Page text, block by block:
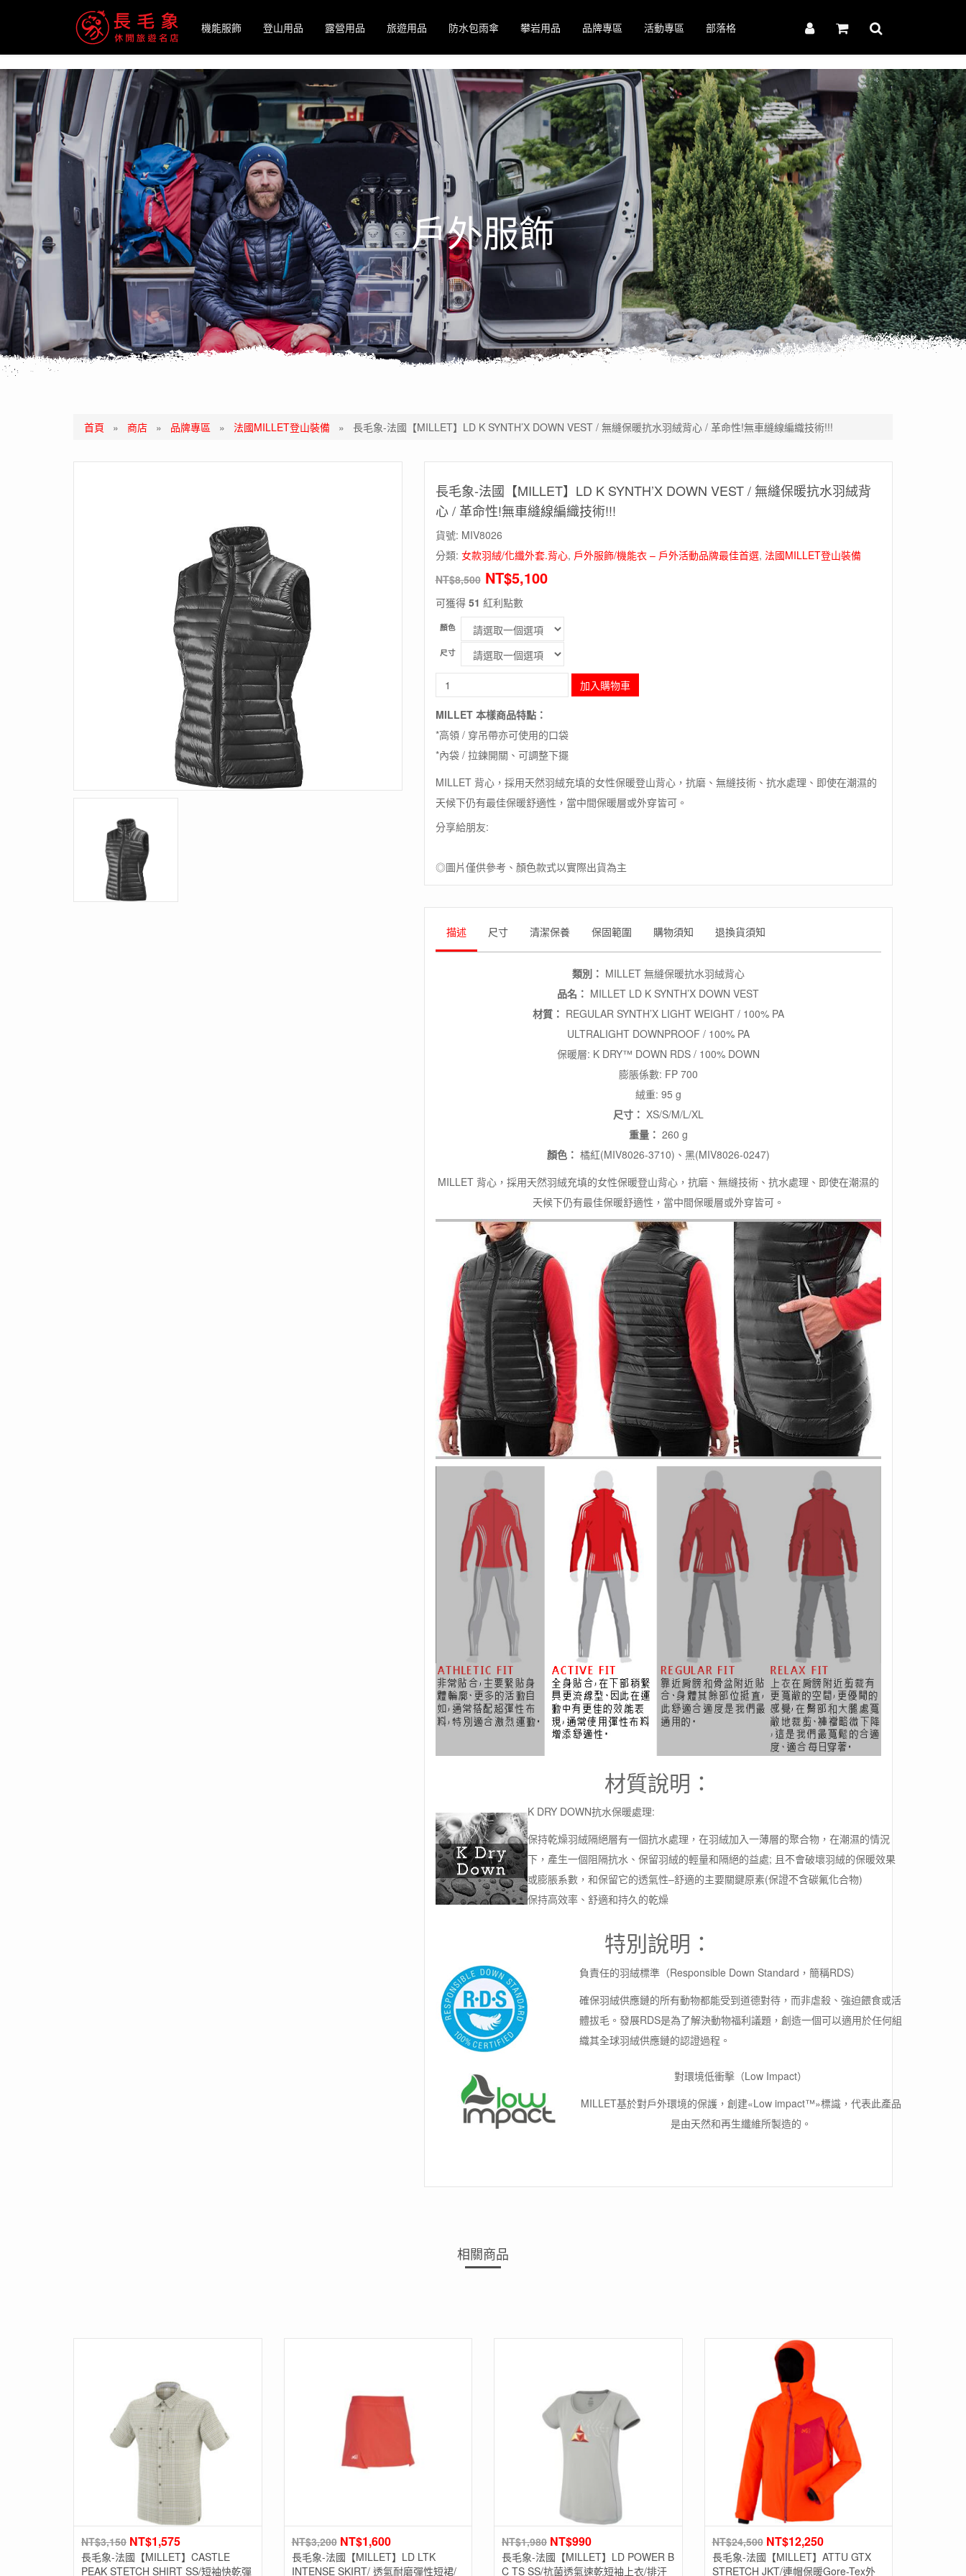
機能服飾
登山用品 露營用品 旅遊用品 防水包雨傘 攀岩用品 品牌專區 活動專區 部落格
戶外服飾
首頁 » 商店 » 品牌專區 » 法國MILLET登山裝備 » 長毛象-法國【MILLET】LD K SYNTH’X DOWN VEST / 無縫保暖抗水羽絨背心 / 革命性!無車縫線編織技術!!!
長毛象-法國【MILLET】LD K SYNTH’X DOWN VEST / 無縫保暖抗水羽絨背
心 / 革命性!無車縫線編織技術!!!
貨號: MIV8026
分類: 女款羽絨/化纖外套.背心, 戶外服飾/機能衣 – 戶外活動品牌最佳首選, 法國MILLET登山裝備
NT$8,500 NT$5,100
可獲得 51 紅利點數
顏色
尺寸
毛
象-
法
國
【MILLET】
K
SYNTH'X
DOWN
VEST
縫
抗
絨
量
加入購物車
MILLET 本樣商品特點：
*高領 / 穿吊帶亦可使用的口袋
*內袋 / 拉鍊開關、可調整下擺
MILLET 背心，採用天然羽絨充填的女性保暖登山背心，抗磨、無縫技術、抗水處理、即使在潮濕的
天候下仍有最佳保暖舒適性，當中間保暖層或外穿皆可。
分享給朋友:
◎圖片僅供參考、顏色款式以實際出貨為主
描述 尺寸 清潔保養 保固範圍 購物須知 退換貨須知
類別： MILLET 無縫保暖抗水羽絨背心
品名： MILLET LD K SYNTH’X DOWN VEST
材質： REGULAR SYNTH’X LIGHT WEIGHT / 100% PA
ULTRALIGHT DOWNPROOF / 100% PA
保暖層: K DRY™ DOWN RDS / 100% DOWN
膨脹係數: FP 700
絨重: 95 g
尺寸： XS/S/M/L/XL
重量： 260 g
顏色： 橘紅(MIV8026-3710)、黑(MIV8026-0247)
MILLET 背心，採用天然羽絨充填的女性保暖登山背心，抗磨、無縫技術、抗水處理、即使在潮濕的
天候下仍有最佳保暖舒適性，當中間保暖層或外穿皆可。
材質說明：
K DRY DOWN抗水保暖處理:
保持乾燥羽絨隔絕層有一個抗水處理，在羽絨加入一薄層的聚合物，在潮濕的情況
下，產生一個阻隔抗水、保留羽絨的輕量和隔絕的益處; 且不會破壞羽絨的保暖效果
或膨脹系數，和保留它的透氣性–舒適的主要關鍵原素(保證不含碳氟化合物)
保持高效率、舒適和持久的乾燥
特別說明：
負責任的羽絨標準（Responsible Down Standard，簡稱RDS）
確保羽絨供應鏈的所有動物都能受到道德對待，而非虐殺、強迫餵食或活
體拔毛。發展RDS是為了解決動物福利議題，創造一個可以適用於任何組
織其全球羽絨供應鏈的認證過程。
對環境低衝擊（Low Impact）
MILLET基於對戶外環境的保護，創建«Low impact™»標識，代表此產品
是由天然和再生纖維所製造的。
相關商品
NT$3,150 NT$1,575
長毛象-法國【MILLET】CASTLE
PEAK STETCH SHIRT SS/短袖快乾彈
NT$3,200 NT$1,600
長毛象-法國【MILLET】LD LTK
INTENSE SKIRT/ 透氣耐磨彈性短裙/
NT$1,980 NT$990
長毛象-法國【MILLET】LD POWER B
C TS SS/抗菌透氣速乾短袖上衣/排汗
NT$24,500 NT$12,250
長毛象-法國【MILLET】ATTU GTX
STRETCH JKT/連帽保暖Gore-Tex外